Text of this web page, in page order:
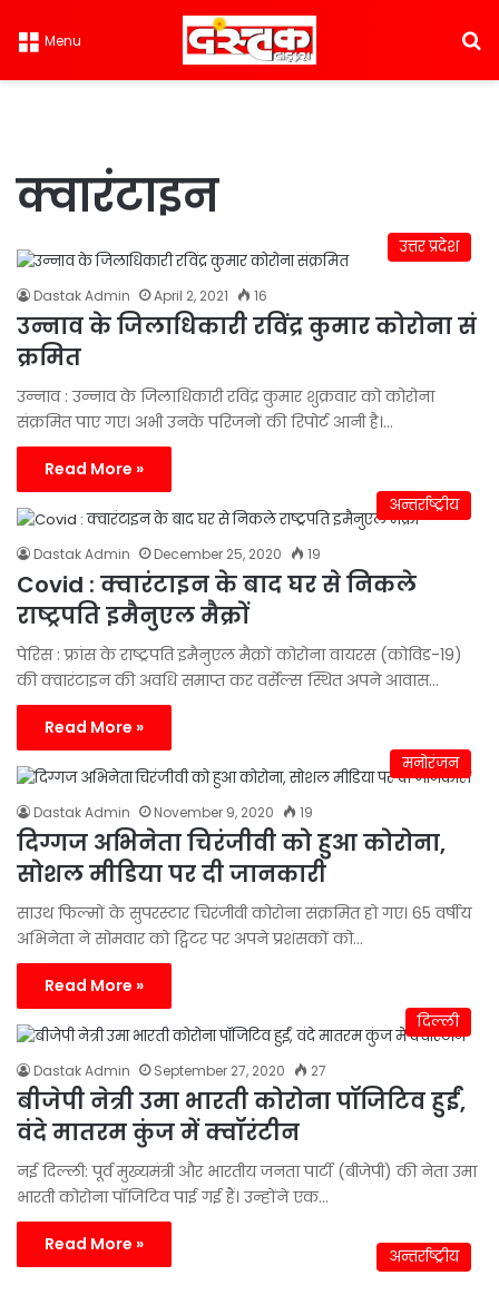
Menu
क्वारंटाइन
उत्तर प्रदेश
Dastak Admin April 2, 2021 16
उन्नाव के जिलाधिकारी रविंद्र कुमार कोरोना सं​
क्रमित
उन्नाव : उन्नाव के जिलाधिकारी रविंद्र कुमार शुक्रवार को कोरोना
संक्रमित पाए गए। ​अभी उनके परिजनों की रिपोर्ट आनी है।…
Read More »
अन्तर्राष्ट्रीय
Dastak Admin December 25, 2020 19
Covid : क्वारंटाइन के बाद घर से निकले
राष्ट्रपति इमैनुएल मैक्रों
पेरिस : फ्रांस के राष्ट्रपति इमैनुएल मैक्रों कोरोना वायरस (कोविड-19)
की क्वारंटाइन की अवधि समाप्त कर वर्सेल्स स्थित अपने आवास…
Read More »
मनोरंजन
Dastak Admin November 9, 2020 19
दिग्गज अभिनेता चिरंजीवी को हुआ कोरोना,
सोशल मीडिया पर दी जानकारी
साउथ फिल्मों के सुपरस्टार चिरंजीवी कोरोना संक्रमित हो गए। 65 वर्षीय
अभिनेता ने सोमवार को ट्विटर पर अपने प्रशंसकों को…
Read More »
दिल्ली
Dastak Admin September 27, 2020 27
बीजेपी नेत्री उमा भारती कोरोना पॉजिटिव हुईं,
वंदे मातरम कुंज में क्वॉरंटीन
नई दिल्ली: पूर्व मुख्यमंत्री और भारतीय जनता पार्टी (बीजेपी) की नेता उमा
भारती कोरोना पॉजिटिव पाई गई हैं। उन्होंने एक…
Read More »
अन्तर्राष्ट्रीय